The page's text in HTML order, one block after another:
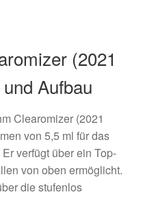
(2021
Aufbau
Clearomizer (2021
von 5,5 ml für das
verfügt über ein Top-
von oben ermöglicht.
die stufenlos